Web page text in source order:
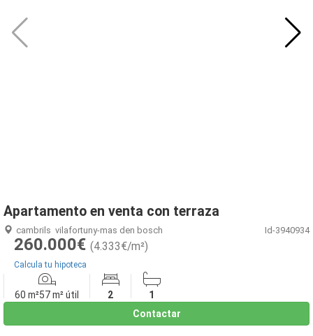
Apartamento en venta con terraza
cambrils vilafortuny-mas den bosch Id-3940934
260.000€ (4.333€/m²)
Calcula tu hipoteca
60 m²57 m² útil 2
1
Contactar